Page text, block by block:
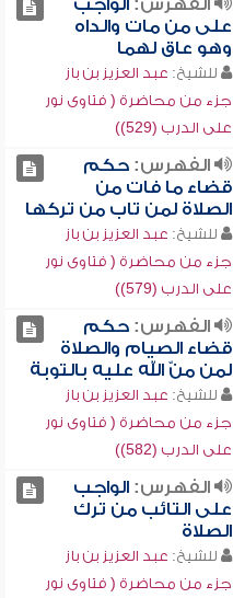
الفهرس: الواجب
على من مات والداه
وهو عاق لهما
للشيخ: عبد العزيز بن باز
جزء من محاضرة ( فتاوى نور
على الدرب (529))
الفهرس:حكم
قضاء ما فات من
الصلاة لمن تاب من تركها
للشيخ: عبد العزيز بن باز
جزء من محاضرة ( فتاوى نور
على الدرب (579))
الفهرس:حكم
قضاء الصيام والصلاة
لمن منّ الله عليه بالتوبة
للشيخ: عبد العزيز بن باز
جزء من محاضرة ( فتاوى نور
على الدرب (582))
الفهرس:الواجب
على التائب من ترك
الصلاة
للشيخ: عبد العزيز بن باز
جزء من محاضرة ( فتاوى نور